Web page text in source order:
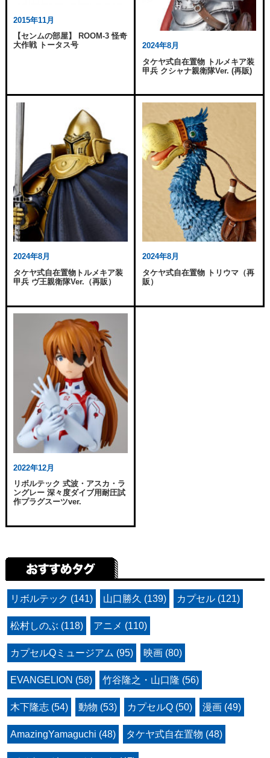
2015年11月
【センムの部屋】 ROOM-3 怪奇
大作戦 トータス号
2024年8月
タケヤ式自在置物 トルメキア装
甲兵 クシャナ親衛隊Ver. (再販)
2024年8月
タケヤ式自在置物トルメキア装
甲兵 ヴ王親衛隊Ver.（再販）
2024年8月
タケヤ式自在置物 トリウマ（再
販）
2022年12月
リボルテック 式波・アスカ・ラ
ングレー 深々度ダイブ用耐圧試
作プラグスーツver.
リボルテック (141) 山口勝久 (139) カプセル (121)
松村しのぶ (118) アニメ (110)
カプセルQミュージアム (95) 映画 (80)
EVANGELION (58) 竹谷隆之・山口隆 (56)
木下隆志 (54) 動物 (53) カプセルQ (50) 漫画 (49)
AmazingYamaguchi (48) タケヤ式自在置物 (48)